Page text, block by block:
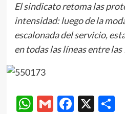
El sindicato retoma las
intensidad: luego de la
escalonada del servicio,
en todas las líneas entre las
WhatsApp
GmailX